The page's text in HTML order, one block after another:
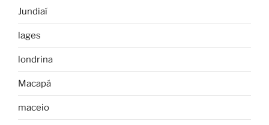
Jundiaí
lages
londrina
Macapá
maceio